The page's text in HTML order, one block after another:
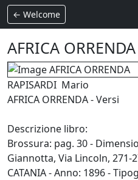
← Welcome
AFRICA ORRENDA
RAPISARDI Mario
AFRICA ORRENDA - Versi
Descrizione libro:
Brossura: pag. 30 -
Giannotta, Via Lincoln, 271-
CATANIA - Anno: 1896 -